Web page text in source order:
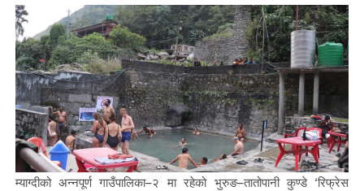
म्याग्दीको अन्नपूर्ण गाउँपालिका–२ मा रहेको भुरुङ–तातोपानी कुण्डे ‘रिफ्रेस